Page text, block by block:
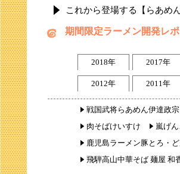
これから登場する【らあめ
期間限定ラーメン開発レ
2018年 2017年
2012年 2011年
戦国武将らあめん伊達政宗
肉そばけいすけ
嵐げ
鹿児島ラーメン豚とろ・
飛騨高山中華そば 麺屋 和